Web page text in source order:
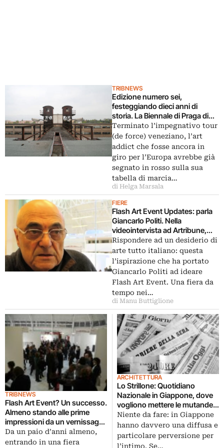
TRIBNEWS
Edizione numero sei,
festeggiando dieci anni di
storia. La Biennale di Praga di
Helena Kontova si sposta
dentro una vecchia stazione.
Tanta pittura e uno sguardo
internazionale, con un focus
sulle ultime tendenze
dell’Europa centrale
Terminato l’impegnativo tour
(de force) veneziano, l’art
addict che fosse ancora in
giro per l’Europa avrebbe già
segnato in rosso sulla sua
tabella di marcia…
di Helga Marsala
FIERE
Flash Art Event Updates: parla
Giancarlo Politi. Nella
videointervista ad Artribune,
spuntano già le idee per la
prossima edizione, con un
occhio a Frieze…
Rispondere ad un desiderio di
arte tutto italiano: questa
l’ispirazione che ha portato
Giancarlo Politi ad ideare
Flash Art Event. Una fiera da
tempo nei…
di Manu Buttiglione
TRIBNEWS
Flash Art Event? Un successo.
Almeno stando alle prime
impressioni da un vernissage
preso d’assalto: pubblico delle
grandi occasioni e galleristi
Da un paio d’anni almeno,
entrando in una fiera
ARCHITETTURA
Lo Strillone: Quotidiano
Nazionale in Giappone, dove
vogliono mettere le mutande
al David di Michelangelo. E poi
il crowd-funding di
Pietromarchi per la Biennale,
saggi di architettura
Niente da fare: in Giappone
hanno davvero una diffusa e
particolare perversione per
l’intimo. Se…